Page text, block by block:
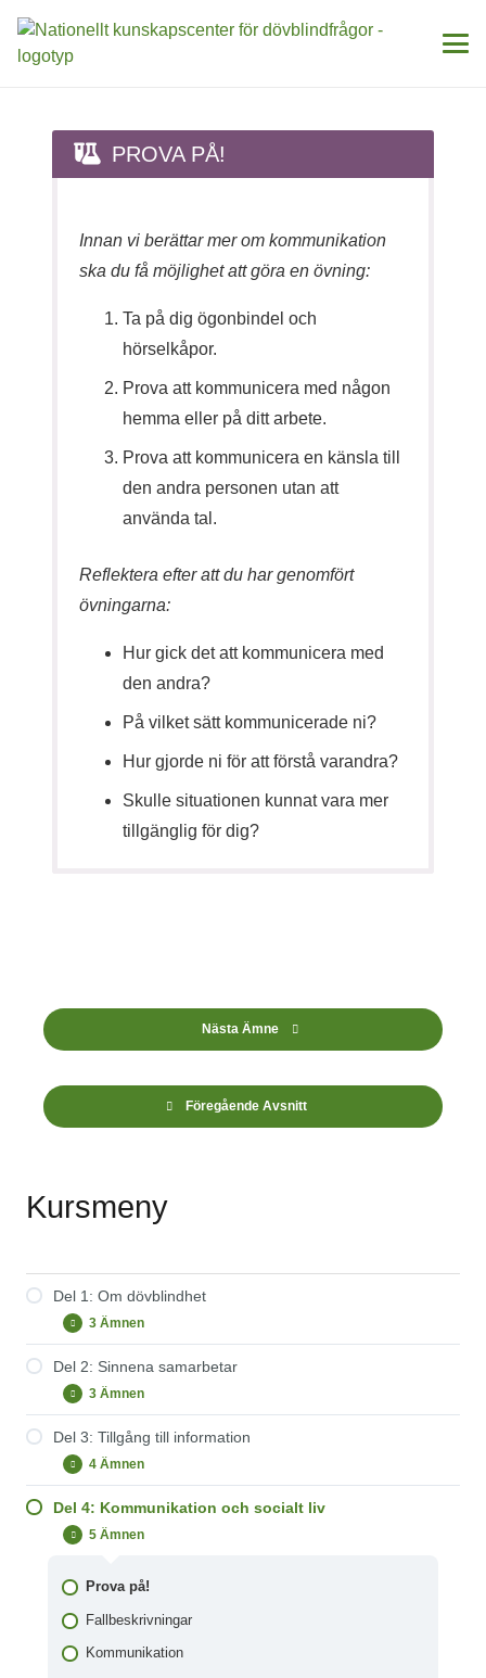
PROVA PÅ!
Innan vi berättar mer om kommunikation
ska du få möjlighet att göra en övning:
Ta på dig ögonbindel och
hörselkåpor.
Prova att kommunicera med någon
hemma eller på ditt arbete.
Prova att kommunicera en känsla till
den andra personen utan att
använda tal.
Reflektera efter att du har genomfört
övningarna:
Hur gick det att kommunicera med
den andra?
På vilket sätt kommunicerade ni?
Hur gjorde ni för att förstå varandra?
Skulle situationen kunnat vara mer
tillgänglig för dig?
Föregående Avsnitt
Nästa Ämne
Kursmeny
Del 1: Om dövblindhet
Expandera
Del
1:
Om
3 Ämnen
Nordisk definition av dövblindhet
Medfödd dövblindhet
Del 2: Sinnena samarbetar
Expandera
Del
2:
Sinnena
samarbetar
3 Ämnen
Prova på!
Om sinnena
Del 3: Tillgång till information
Expandera
Del
3:
Tillgång
information
4 Ämnen
Prova på!
Omvärldsförståelse via det taktila sinnet
Vardagssituationer som en källa till lärande
Del 4: Kommunikation och socialt liv
Minimera
Del
och
liv
5 Ämnen
Prova på!
Fallbeskrivningar
Kommunikation